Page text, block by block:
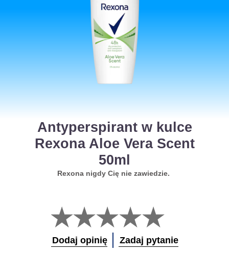
Antyperspirant w kulce
Rexona Aloe Vera Scent
50ml
Rexona nigdy Cię nie zawiedzie.
Nie
przesłano
żadnych
ocen
dla
Dodaj opinię Zadaj pytanie